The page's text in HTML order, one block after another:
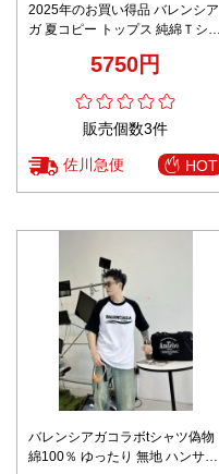
2025年のお買い得品 バレンシア
ガ 夏コピー トップス 純綿Ｔシャ
5750円
販売個数3件
佐川急便 HOT
バレンシアガコラボtシャツ偽物
綿100％ ゆったり 無地 ハンサム